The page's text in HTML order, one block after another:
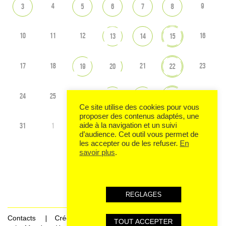
3 4 5 6 7 8 9
10 11 12 13 14 15 16
17 18 19 20 21 22 23
24 25
31 1 2 3 4 5
Contacts
Crédits
Ce site utilise des cookies pour vous
proposer des contenus adaptés, une
aide à la navigation et un suivi
d’audience. Cet outil vous permet de
les accepter ou de les refuser. En
savoir plus.
REGLAGES
TOUT ACCEPTER